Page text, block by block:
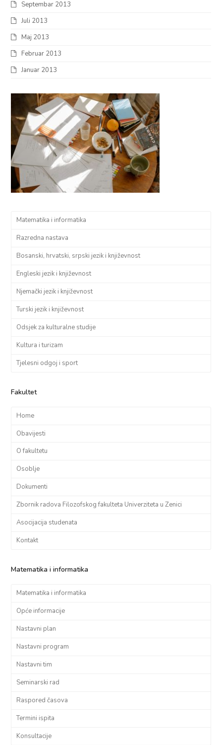
Septembar 2013
Juli 2013
Maj 2013
Februar 2013
Januar 2013
Matematika i informatika
Razredna nastava
Bosanski, hrvatski, srpski jezik i književnost
Engleski jezik i književnost
Njemački jezik i književnost
Turski jezik i književnost
Odsjek za kulturalne studije
Kultura i turizam
Tjelesni odgoj i sport
Fakultet
Home
Obavijesti
O fakultetu
Osoblje
Dokumenti
Zbornik radova Filozofskog fakulteta Univerziteta u Zenici
Asocijacija studenata
Kontakt
Matematika i informatika
Matematika i informatika
Opće informacije
Nastavni plan
Nastavni program
Nastavni tim
Seminarski rad
Raspored časova
Termini ispita
Konsultacije